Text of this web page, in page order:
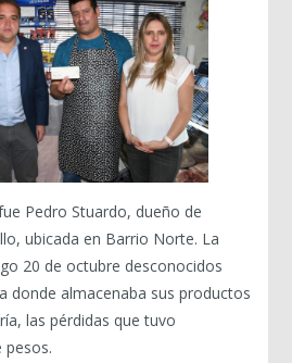
Pedro Stuardo, dueño de
ubicada en Barrio Norte. La
20 de octubre desconocidos
donde almacenaba sus productos
las pérdidas que tuvo
pesos.